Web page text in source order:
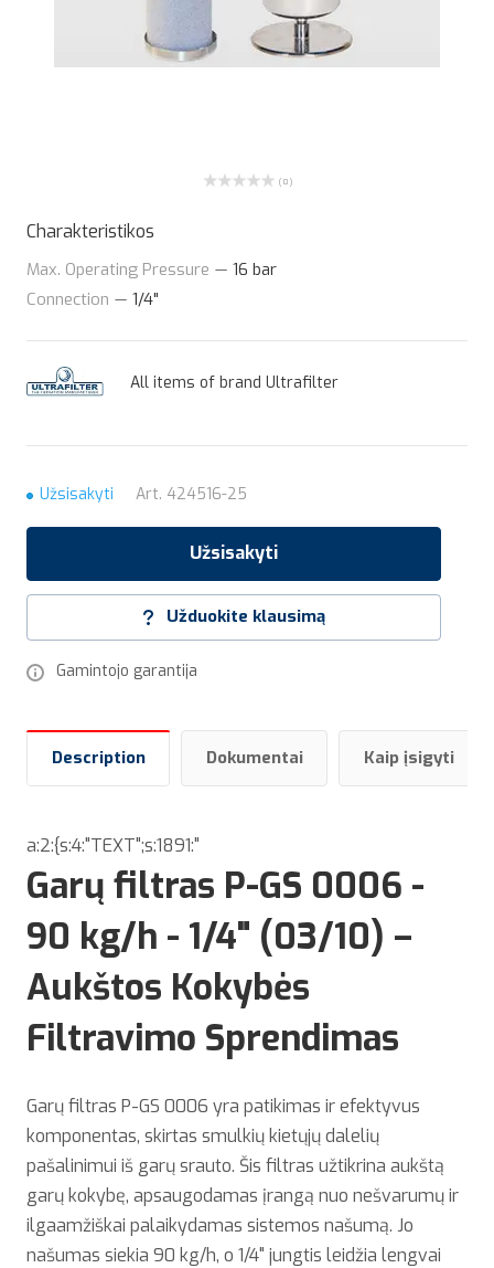
( 0 )
Charakteristikos
Max. Operating Pressure — 16 bar
Connection — 1/4"
All items of brand Ultrafilter
Užsisakyti Art. 424516-25
Užsisakyti
Užduokite klausimą
Gamintojo garantija
Description Dokumentai Kaip įsigyti
a:2:{s:4:"TEXT";s:1891:"
Garų filtras P-GS 0006 -
90 kg/h - 1/4" (03/10) –
Aukštos Kokybės
Filtravimo Sprendimas
Garų filtras P-GS 0006 yra patikimas ir efektyvus
komponentas, skirtas smulkių kietųjų dalelių
pašalinimui iš garų srauto. Šis filtras užtikrina aukštą
garų kokybę, apsaugodamas įrangą nuo nešvarumų ir
ilgaamžiškai palaikydamas sistemos našumą. Jo
našumas siekia 90 kg/h, o 1/4" jungtis leidžia lengvai